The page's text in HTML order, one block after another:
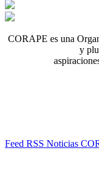
CORAPE es una
y
Feed RSS Noticias